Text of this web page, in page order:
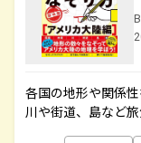
各国の地形や関係
川や街道、島など